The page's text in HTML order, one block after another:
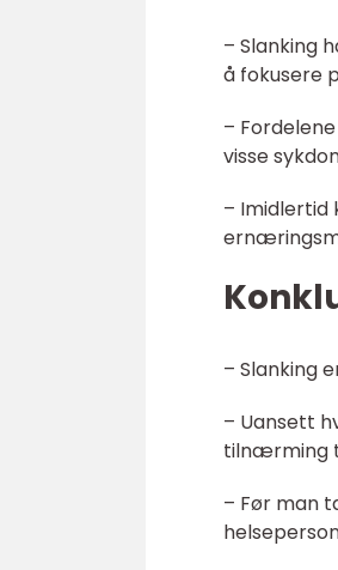
– Slanking
å fokusere
–
visse
– Imidlertid
– Slanking
– Uansett
tilnærming
– Før man